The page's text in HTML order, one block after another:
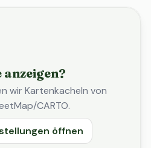
wir Kartenkacheln von
CARTO.
öffnen